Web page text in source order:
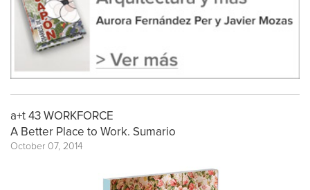
a+t 43 WORKFORCE
A Better Place to Work. Sumario
October 07, 2014